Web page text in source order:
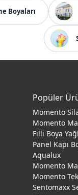
Boyaları
Popüler
Momento
Momento
Filli Boya
Panel Kapı
Aqualux
Momento
Momento Tek
Sentomaxx